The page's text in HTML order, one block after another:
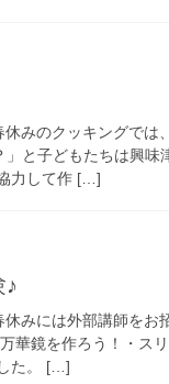
みのクッキングでは
と子どもたちは興味
力して作 […]
みには外部講師をお
華鏡を作ろう！・ス
た。 […]